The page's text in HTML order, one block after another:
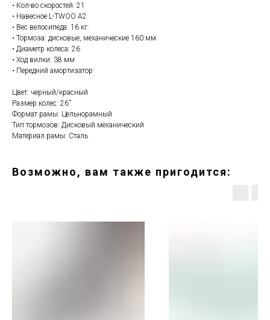
• Кол-во скоростей: 21
• Навесное L-TWOO A2
• Вес велосипеда: 16 кг.
• Тормоза: дисковые, механические 160 мм
• Диаметр колеса: 26
• Ход вилки: 38 мм
• Передний амортизатор
Цвет: черный/красный
Размер колес: 26''
Формат рамы: Цельнорамный
Тип тормозов: Дисковый механический
Материал рамы: Сталь
Возможно, вам также пригодится: